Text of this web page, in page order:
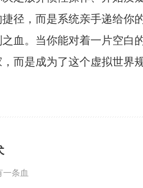
径，而是系统亲手递给你
血。当你能对着一片空白
而是成为了这个虚拟世界
一条血